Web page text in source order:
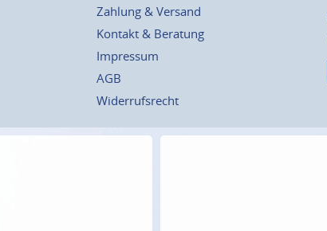
Zahlung & Versand
Kontakt & Beratung
Impressum
AGB
Widerrufsrecht